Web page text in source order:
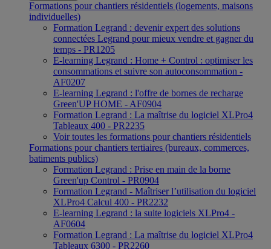
Formations pour chantiers résidentiels (logements, maisons
individuelles)
Formation Legrand : devenir expert des solutions
connectées Legrand pour mieux vendre et gagner du
temps - PR1205
E-learning Legrand : Home + Control : optimiser les
consommations et suivre son autoconsommation -
AF0207
E-learning Legrand : l'offre de bornes de recharge
Green'UP HOME - AF0904
Formation Legrand : La maîtrise du logiciel XLPro4
Tableaux 400 - PR2235
Voir toutes les formations pour chantiers résidentiels
Formations pour chantiers tertiaires (bureaux, commerces,
batiments publics)
Formation Legrand : Prise en main de la borne
Green'up Control - PR0904
Formation Legrand - Maîtriser l’utilisation du logiciel
XLPro4 Calcul 400 - PR2232
E-learning Legrand : la suite logiciels XLPro4 -
AF0604
Formation Legrand : La maîtrise du logiciel XLPro4
Tableaux 6300 - PR2260